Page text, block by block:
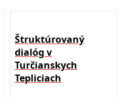
Štruktúrovaný
dialóg v
Turčianskych
Tepliciach